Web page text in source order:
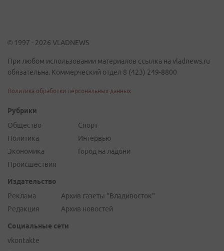
© 1997 - 2026 VLADNEWS
При любом использовании материалов ссылка на vladnews.ru
обязательна. Коммерческий отдел 8 (423) 249-8800
Политика обработки персональных данных
Рубрики
Общество
Политика
Экономика
Происшествия
Спорт
Интервью
Город на ладони
Издательство
Реклама
Редакция
Архив газеты "Владивосток"
Архив новостей
Социальные сети
vkontakte